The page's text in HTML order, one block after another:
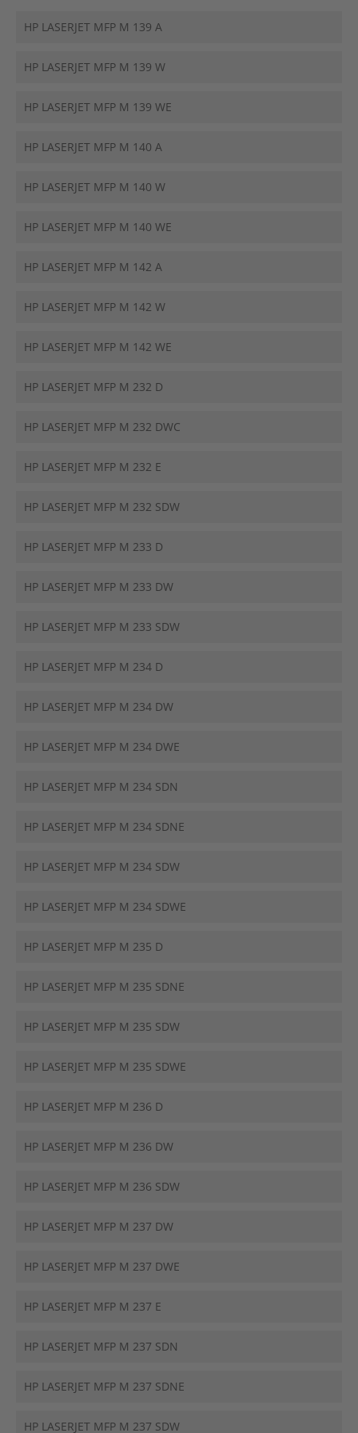
HP LASERJET MFP M 139 A
HP LASERJET MFP M 139 W
HP LASERJET MFP M 139 WE
HP LASERJET MFP M 140 A
HP LASERJET MFP M 140 W
HP LASERJET MFP M 140 WE
HP LASERJET MFP M 142 A
HP LASERJET MFP M 142 W
HP LASERJET MFP M 142 WE
HP LASERJET MFP M 232 D
HP LASERJET MFP M 232 DWC
HP LASERJET MFP M 232 E
HP LASERJET MFP M 232 SDW
HP LASERJET MFP M 233 D
HP LASERJET MFP M 233 DW
HP LASERJET MFP M 233 SDW
HP LASERJET MFP M 234 D
HP LASERJET MFP M 234 DW
HP LASERJET MFP M 234 DWE
HP LASERJET MFP M 234 SDN
HP LASERJET MFP M 234 SDNE
HP LASERJET MFP M 234 SDW
HP LASERJET MFP M 234 SDWE
HP LASERJET MFP M 235 D
HP LASERJET MFP M 235 SDNE
HP LASERJET MFP M 235 SDW
HP LASERJET MFP M 235 SDWE
HP LASERJET MFP M 236 D
HP LASERJET MFP M 236 DW
HP LASERJET MFP M 236 SDW
HP LASERJET MFP M 237 DW
HP LASERJET MFP M 237 DWE
HP LASERJET MFP M 237 E
HP LASERJET MFP M 237 SDN
HP LASERJET MFP M 237 SDNE
HP LASERJET MFP M 237 SDW